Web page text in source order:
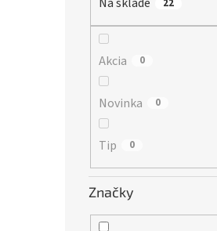
22
Akcia 0
Novinka 0
Tip 0
Značky